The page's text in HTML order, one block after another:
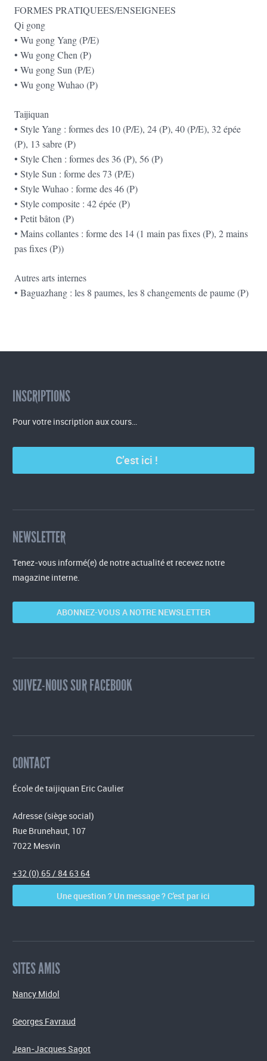
FORMES PRATIQUEES/ENSEIGNEES
Qi gong
• Wu gong Yang (P/E)
• Wu gong Chen (P)
• Wu gong Sun (P/E)
• Wu gong Wuhao (P)
Taijiquan
• Style Yang : formes des 10 (P/E), 24 (P), 40 (P/E), 32 épée
(P), 13 sabre (P)
• Style Chen : formes des 36 (P), 56 (P)
• Style Sun : forme des 73 (P/E)
• Style Wuhao : forme des 46 (P)
• Style composite : 42 épée (P)
• Petit bâton (P)
• Mains collantes : forme des 14 (1 main pas fixes (P), 2 mains
pas fixes (P))
Autres arts internes
• Baguazhang : les 8 paumes, les 8 changements de paume (P)
INSCRIPTIONS
Pour votre inscription aux cours…
C’est ici !
NEWSLETTER
Tenez-vous informé(e) de notre actualité et recevez notre
magazine interne.
ABONNEZ-VOUS A NOTRE NEWSLETTER
SUIVEZ-NOUS SUR FACEBOOK
CONTACT
École de taijiquan Eric Caulier
Adresse (siège social)
Rue Brunehaut, 107
7022 Mesvin
+32 (0) 65 / 84 63 64
Une question ? Un message ? C'est par ici
SITES AMIS
Nancy Midol
Georges Favraud
Jean-Jacques Sagot